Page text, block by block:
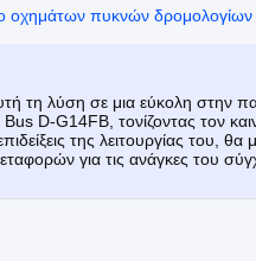
οχημάτων πυκνών δρομολογίων
τη λύση σε μια εύκολη
D-G14FB, τονίζοντας τον
της λειτουργίας του,
για τις ανάγκες του